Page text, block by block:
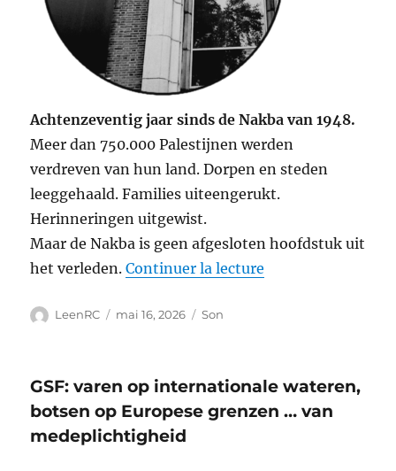
Achtenzeventig jaar sinds de Nakba van 1948.
Meer dan 750.000 Palestijnen werden
verdreven van hun land. Dorpen en steden
leeggehaald. Families uiteengerukt.
Herinneringen uitgewist.
Maar de Nakba is geen afgesloten hoofdstuk uit
het verleden.Continuer la lecture
Auteur
LeenRC
Publié
mai 16, 2026 Format
Son
GSF: varen op internationale wateren,
botsen op Europese grenzen … van
medeplichtigheid